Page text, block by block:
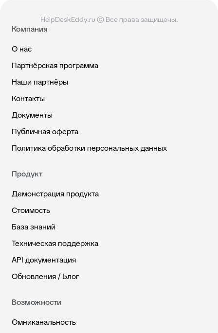
HelpDeskEddy.ru © Все права защищены.
Компания
О нас
Партнёрская программа
Наши партнёры
Контакты
Документы
Публичная оферта
Политика обработки персональных данных
Продукт
Демонстрация продукта
Стоимость
База знаний
Техническая поддержка
API документация
Обновления / Блог
Возможности
Омниканальность